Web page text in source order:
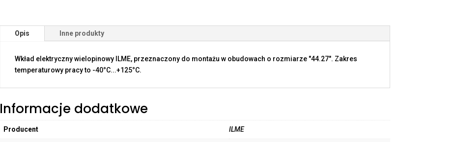
Opis Inne produkty
Wkład elektryczny wielopinowy ILME, przeznaczony do montażu w obudowach o rozmiarze "44.27". Zakres
temperaturowy pracy to -40°C...+125°C.
Informacje dodatkowe
Producent ILME